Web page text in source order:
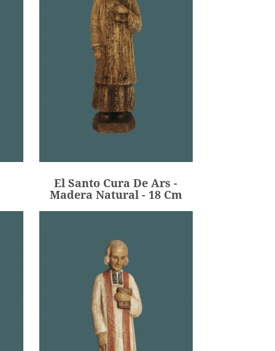
El Santo Cura De Ars -
Madera Natural - 18 Cm
El Santo Cura De Ars -
Precio
85,00 €
AÑADIR